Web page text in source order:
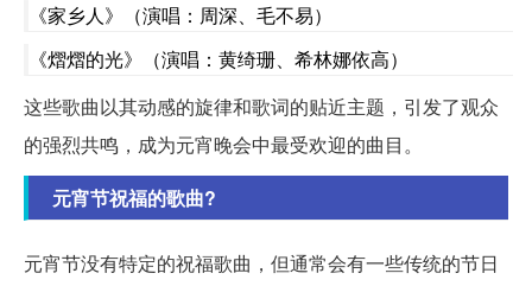
《家乡人》（演唱：周深、毛不易）
《熠熠的光》（演唱：黄绮珊、希林娜依高）
这些歌曲以其动感的旋律和歌词的贴近主题，引发了观众
的强烈共鸣，成为元宵晚会中最受欢迎的曲目。
元宵节祝福的歌曲?
元宵节没有特定的祝福歌曲，但通常会有一些传统的节日